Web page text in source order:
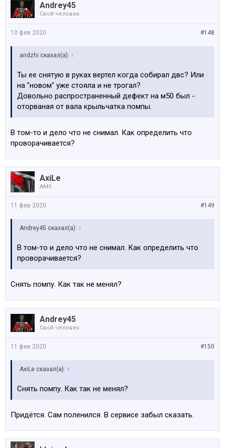
Andrey45
Свой человек
#148
10 фев 2020
аndzhi сказал(а): ↑
Ты ее снятую в руках вертел когда собирал двс? Или
на "новом" уже стояла и не трогал?
Довольно распространенный дефект на м50 был -
оторваная от вала крыльчатка помпы.
В том-то и дело что не снимал. Как определить что
проворачивается?
AxiLe
AMS
#149
11 фев 2020
Andrey45 сказал(а): ↑
В том-то и дело что не снимал. Как определить что
проворачивается?
Снять помпу. Как так не менял?
Andrey45
Свой человек
#150
11 фев 2020
AxiLe сказал(а): ↑
Снять помпу. Как так не менял?
Придётся. Сам поленился. В сервисе забыл сказать.